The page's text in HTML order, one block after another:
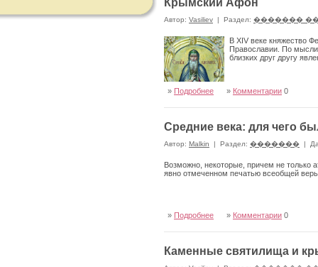
Крымский Афон
Автор: Vasiliev | Раздел: �������
В XIV веке княжество
Православии. По
близких друг другу
» Подробнее » Комментарии 0
Средние века: для чего
Автор: Malkin | Раздел: ������� |
Возможно, некоторые, причем не только
явно отмеченном печатью всеобщей
» Подробнее » Комментарии 0
Каменные святилища и